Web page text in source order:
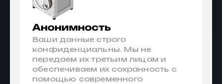
Анонимность
Ваши данные строго
конфиденциальны. Мы не
передаем их третьим лицам и
обеспечиваем их сохранность с
помощью современного